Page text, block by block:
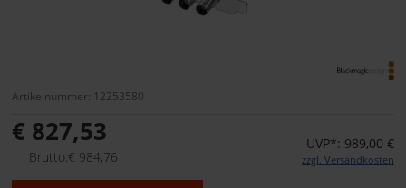
Artikelnummer: 12253580
€ 827,53
Brutto:€ 984,76
UVP*: 989,00 €
zzgl. Versandkosten